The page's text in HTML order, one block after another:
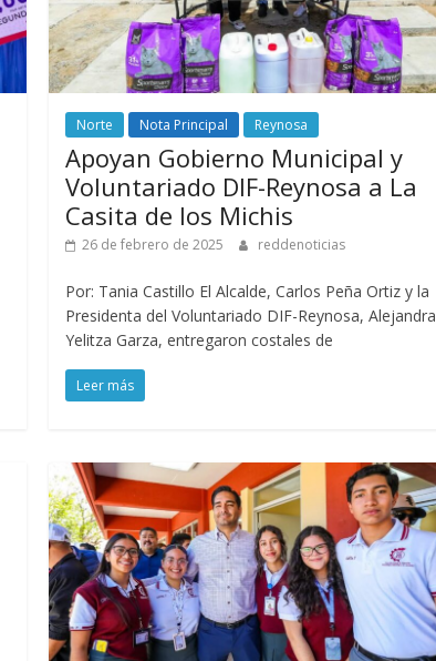
Norte Nota Principal Reynosa
Apoyan Gobierno Municipal y
Voluntariado DIF-Reynosa a La
Casita de los Michis
26 de febrero de 2025 reddenoticias
Por: Tania Castillo El Alcalde, Carlos Peña Ortiz y la
Presidenta del Voluntariado DIF-Reynosa, Alejandra
Yelitza Garza, entregaron costales de
Leer más